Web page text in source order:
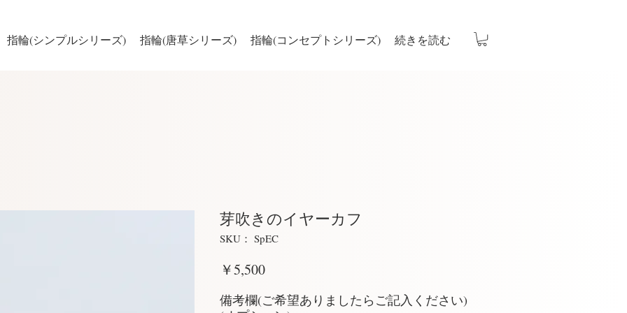
指輪(シンプルシリーズ) 指輪(唐草シリーズ) 指輪(コンセプトシリーズ) 続きを読む
芽吹きのイヤーカフ
SKU： SpEC
￥5,500価
備考欄(ご希望ありましたらご記入ください)